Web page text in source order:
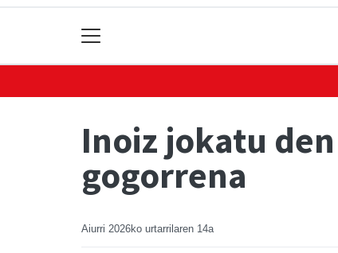
Inoiz jokatu
gogorrena
Aiurri 2026ko urtarrilaren 14a